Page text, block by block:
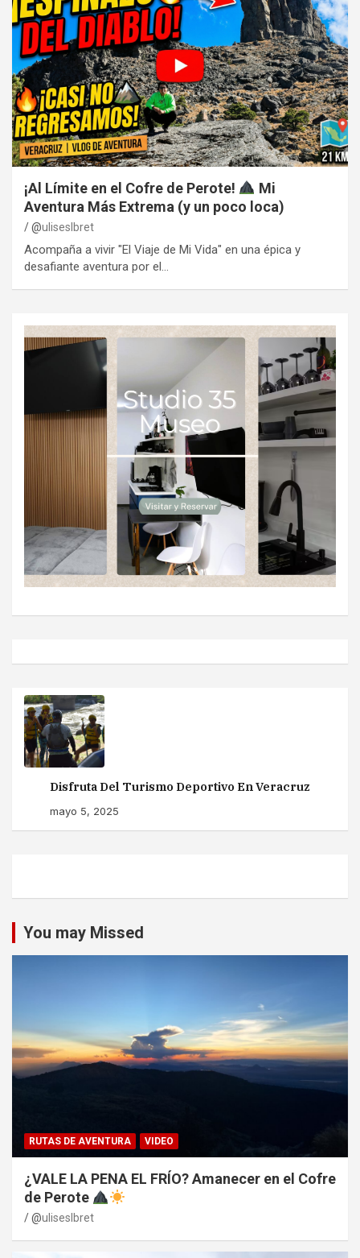
¡Al Límite en el Cofre de Perote!
Mi
Aventura Más Extrema (y un poco loca)
@uliseslbret
Acompaña a vivir "El Viaje de Mi Vida" en una épica y
desafiante aventura por el…
Disfruta Del Turismo Deportivo En Veracruz
mayo 5, 2025
You may Missed
RUTAS DE AVENTURA VIDEO
¿VALE LA PENA EL FRÍO? Amanecer en el Cofre
de Perote
@uliseslbret